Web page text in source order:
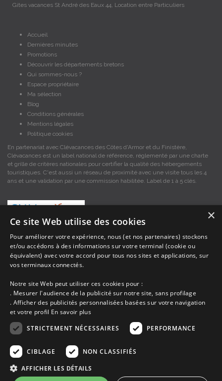
Gites vacances St André des Eaux 44, Location entre Particuliers
Accueil
Dernières minutes
Promotions
Découvrir les départements bretons
Qui sommes-nous ?
Espace propriétaire
Ma sélection
Blog
Conditions générales
Mentions légales
Politique cookies
En partenariat avec Clévacances des Côtes d'Armor et du Finistère,
Clévacances est un label national de référence, réglementé par une charte
et grille de critères nationales pour certifier la qualité des hébergements
touristiques. C'est aussi un réseau de proximité avec une visite tous les 4
ans et une validation par une commission habilitée. Label de 1 à 5 clés.
Les descriptions et photos contenues dans le site Armor-vacances sont sous
la responsabilité des propriétaires, ces informations sont indicatives et non
contractuelles. Les données sont protégées par copyright Armor-vacances.
Armor-vacances n'est pas un organisme et ne touche aucune commission
sur les locations, c'est simplement un annuaire d'hébergements de
vacances en Bretagne, un service de petites annonces de location DE
PARTICULIER A PARTICULIER.
Avant de prendre possession du logement vous devez obtenir du
propriétaire un contrat qui stipule les clauses et le descriptif de la location,
grâce à ce contrat vous pouvez faire valoir vos droits si le logement ne
×
Ce site Web utilise des cookies
Pour améliorer votre expérience, nous (et nos partenaires) stockons
et/ou accédons à des informations sur votre terminal (cookie ou
équivalent) avec votre accord pour tous nos sites et applications, sur
vos terminaux connectés.
Notre site Web peut utiliser ces cookies pour :
. Mesurer l'audience de la publicité sur notre site, sans profilage
. Afficher des publicités personnalisées basées sur votre navigation
et votre profil En savoir plus
STRICTEMENT NÉCESSAIRES
PERFORMANCE
CIBLAGE NON CLASSIFIÉS
AFFICHER LES DÉTAILS